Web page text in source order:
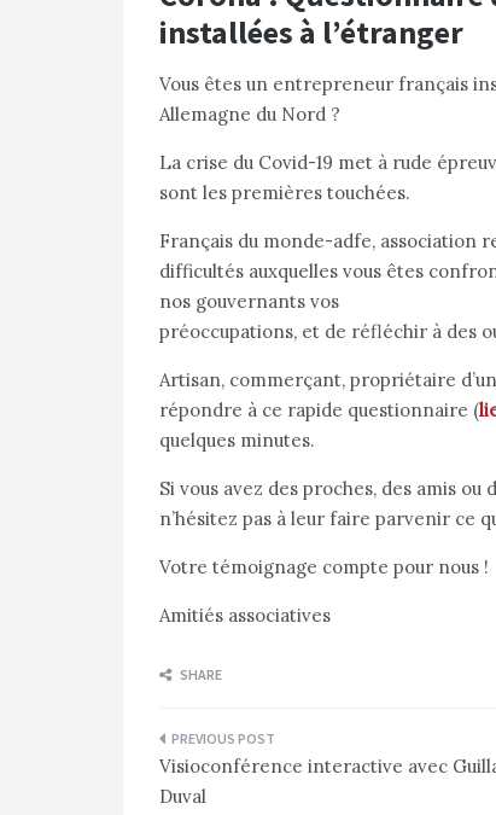
installées à l’étranger
Vous êtes un entrepreneur français
Allemagne du Nord ?
La crise du Covid-19 met à rude
sont les premières touchées.
Français du monde-adfe, association
difficultés auxquelles vous êtes
nos gouvernants vos
préoccupations, et de réfléchir à des
Artisan, commerçant, propriétaire
répondre à ce rapide questionnaire (
quelques minutes.
Si vous avez des proches, des amis
n’hésitez pas à leur faire parvenir ce
Votre témoignage compte pour nous !
Amitiés associatives
SHARE
Navigation
de
Visioconférence interactive avec
Duval